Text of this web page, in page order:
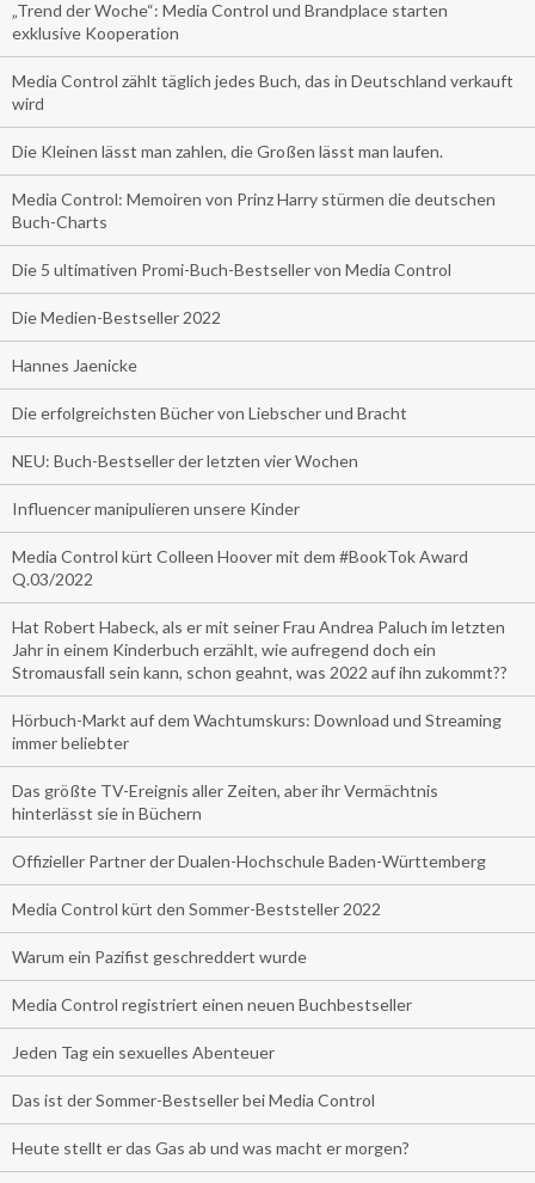
„Trend der Woche“: Media Control und Brandplace starten
exklusive Kooperation
Media Control zählt täglich jedes Buch, das in Deutschland verkauft
wird
Die Kleinen lässt man zahlen, die Großen lässt man laufen.
Media Control: Memoiren von Prinz Harry stürmen die deutschen
Buch-Charts
Die 5 ultimativen Promi-Buch-Bestseller von Media Control
Die Medien-Bestseller 2022
Hannes Jaenicke
Die erfolgreichsten Bücher von Liebscher und Bracht
NEU: Buch-Bestseller der letzten vier Wochen
Influencer manipulieren unsere Kinder
Media Control kürt Colleen Hoover mit dem #BookTok Award
Q.03/2022
Hat Robert Habeck, als er mit seiner Frau Andrea Paluch im letzten
Jahr in einem Kinderbuch erzählt, wie aufregend doch ein
Stromausfall sein kann, schon geahnt, was 2022 auf ihn zukommt??
Hörbuch-Markt auf dem Wachtumskurs: Download und Streaming
immer beliebter
Das größte TV-Ereignis aller Zeiten, aber ihr Vermächtnis
hinterlässt sie in Büchern
Offizieller Partner der Dualen-Hochschule Baden-Württemberg
Media Control kürt den Sommer-Beststeller 2022
Warum ein Pazifist geschreddert wurde
Media Control registriert einen neuen Buchbestseller
Jeden Tag ein sexuelles Abenteuer
Das ist der Sommer-Bestseller bei Media Control
Heute stellt er das Gas ab und was macht er morgen?